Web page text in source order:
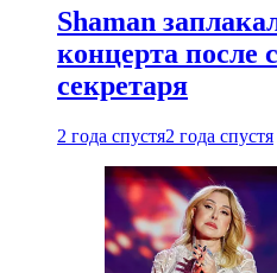
Shaman
концерта после
секретаря
2 года спустя2 года спустя